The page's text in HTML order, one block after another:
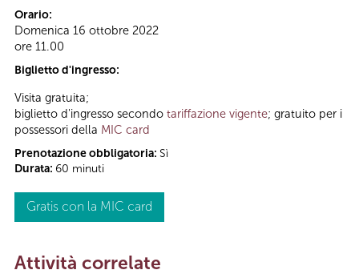
Orario:
Domenica 16 ottobre 2022
ore 11.00
Biglietto d'ingresso:
Visita gratuita;
biglietto d'ingresso secondo tariffazione vigente; gratuito per i
possessori della MIC card
Prenotazione obbligatoria: Sì
Durata: 60 minuti
Gratis con la MIC card
Attività correlate